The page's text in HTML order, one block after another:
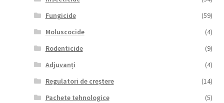
Fungicide
(59)
Moluscocide
(4)
Rodenticide
(9)
Adjuvanți
(4)
Regulatori de creștere
(14)
Pachete tehnologice
(5)